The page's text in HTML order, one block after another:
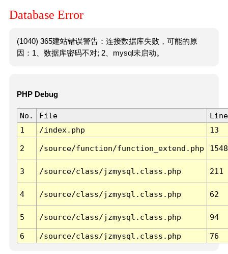
Database Error
(1040) 365建站错误警告：连接数据库失败，可能的原
因：1、数据库密码不对; 2、mysql未启动。
PHP Debug
No. File
Line
1
/index.php 13
2 /source/function/function_extend.php 1548
3 /source/class/jzmysql.class.php 211
4 /source/class/jzmysql.class.php 62
5 /source/class/jzmysql.class.php 94
6 /source/class/jzmysql.class.php 76